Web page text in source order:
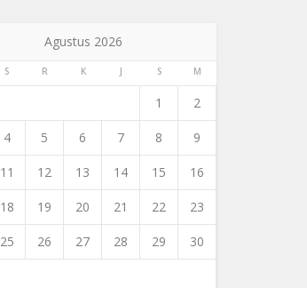
Agustus 2026
S R K J S M
1 2
4 5 6 7 8 9
11 12 13 14 15 16
18 19 20 21 22 23
25 26 27 28 29 30